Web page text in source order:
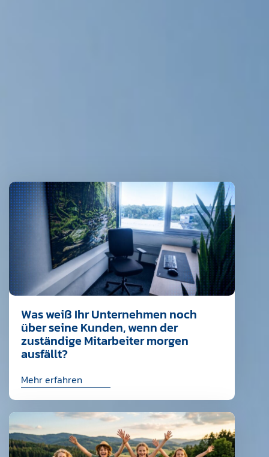
Was weiß Ihr Unternehmen noch
über seine Kunden, wenn der
zuständige Mitarbeiter morgen
ausfällt?
Mehr erfahren